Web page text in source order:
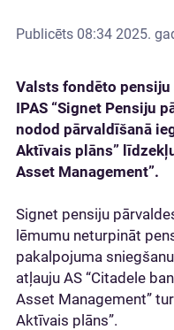
Publicēts 08:34 2025.
Valsts fondēto
IPAS “Signet Pensiju
nodod pārvaldīšanā
Aktīvais plāns”
Asset Management”.
Signet pensiju
lēmumu neturpināt
pakalpojuma
atļauju AS “Citadele
Asset Management”
Aktīvais plāns”.